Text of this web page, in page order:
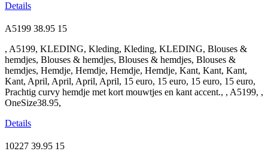
Details
A5199 38.95 15
, A5199, KLEDING, Kleding, Kleding, KLEDING, Blouses &
hemdjes, Blouses & hemdjes, Blouses & hemdjes, Blouses &
hemdjes, Hemdje, Hemdje, Hemdje, Hemdje, Kant, Kant, Kant,
Kant, April, April, April, April, 15 euro, 15 euro, 15 euro, 15 euro,
Prachtig curvy hemdje met kort mouwtjes en kant accent., , A5199, ,
OneSize38.95,
Details
10227 39.95 15